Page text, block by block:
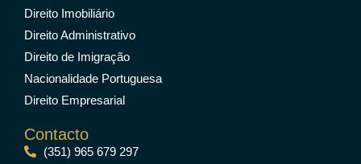
Direito Imobiliário
Direito Administrativo
Direito de Imigração
Nacionalidade Portuguesa
Direito Empresarial
Contacto
(351) 965 679 297